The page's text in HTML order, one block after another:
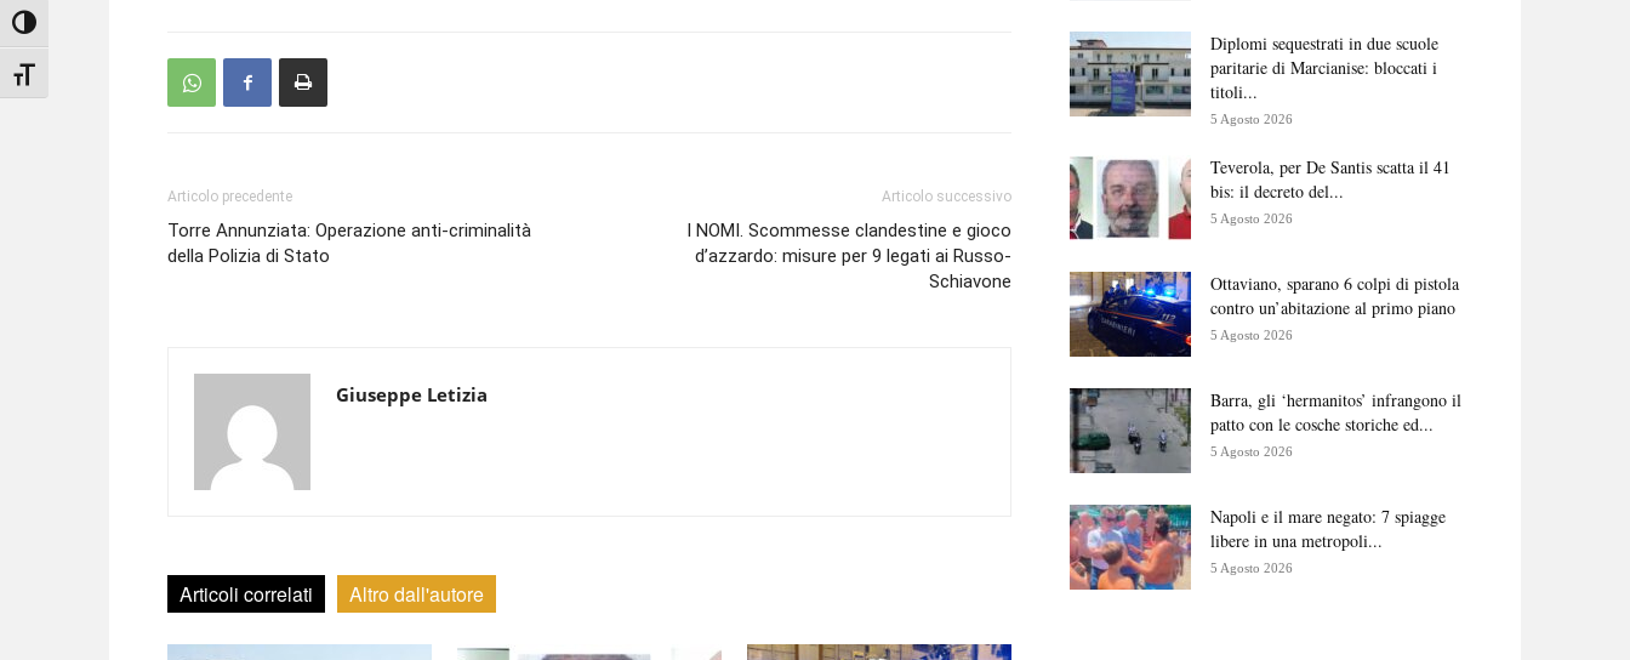
Attiva/disattiva alto contrasto
Attiva/disattiva dimensione testo
Articolo precedente
Torre Annunziata: Operazione anti-criminalità
della Polizia di Stato
Articolo successivo
I NOMI. Scommesse clandestine e gioco
d’azzardo: misure per 9 legati ai Russo-
Schiavone
Giuseppe Letizia
Articoli correlati Altro dall'autore
Diplomi sequestrati in due scuole
paritarie di Marcianise: bloccati i
titoli...
5 Agosto 2026
Teverola, per De Santis scatta il 41
bis: il decreto del...
5 Agosto 2026
Ottaviano, sparano 6 colpi di pistola
contro un’abitazione al primo piano
5 Agosto 2026
Barra, gli ‘hermanitos’ infrangono il
patto con le cosche storiche ed...
5 Agosto 2026
Napoli e il mare negato: 7 spiagge
libere in una metropoli...
5 Agosto 2026